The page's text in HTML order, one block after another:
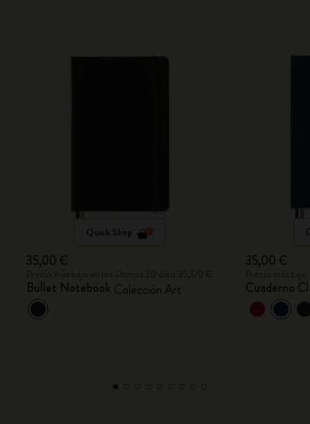
Quick Shop
35,00 €
Bullet Notebook Colección Art
35,00 €
Cuaderno